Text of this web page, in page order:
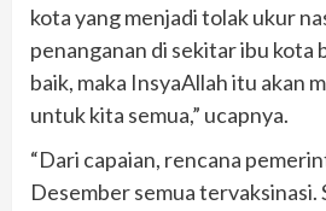
kota yang menjadi tolak ukur
penanganan di sekitar ibu kota
baik, maka InsyaAllah itu akan
untuk kita semua,” ucapnya.
“Dari capaian, rencana
Desember semua tervaksinasi.